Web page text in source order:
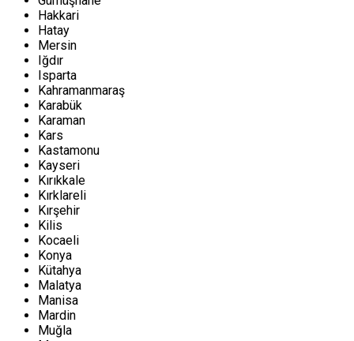
Hakkari
Hatay
Mersin
Iğdır
Isparta
Kahramanmaraş
Karabük
Karaman
Kars
Kastamonu
Kayseri
Kırıkkale
Kırklareli
Kırşehir
Kilis
Kocaeli
Konya
Kütahya
Malatya
Manisa
Mardin
Muğla